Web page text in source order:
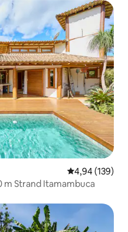
4,94 (139)
m Strand Itamambuca